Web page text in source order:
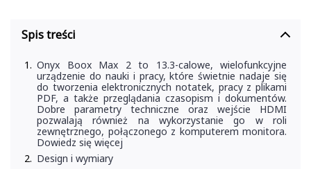
Spis treści
Onyx Boox Max 2 to 13.3-calowe, wielofunkcyjne
urządzenie do nauki i pracy, które świetnie nadaje się
do tworzenia elektronicznych notatek, pracy z plikami
PDF, a także przeglądania czasopism i dokumentów.
Dobre parametry techniczne oraz wejście HDMI
pozwalają również na wykorzystanie go w roli
zewnętrznego, połączonego z komputerem monitora.
Dowiedz się więcej
Design i wymiary